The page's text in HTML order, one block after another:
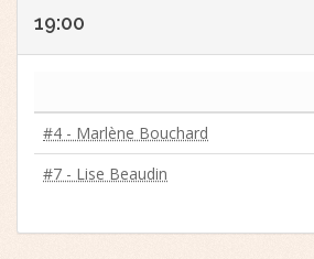
19:00
#4 - Marlène Bouchard
#7 - Lise Beaudin